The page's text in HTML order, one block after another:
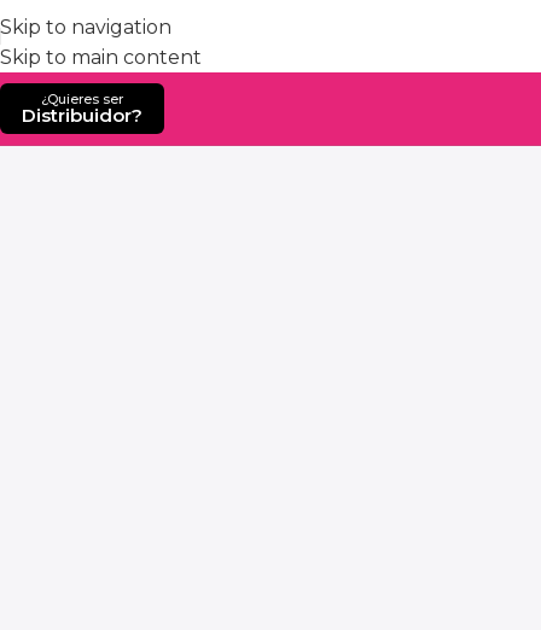
Skip to navigation
Skip to main content
¿Quieres ser
Distribuidor?